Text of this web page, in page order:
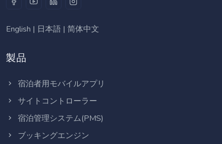
English | 日本語 | 简体中文
製品
宿泊者用モバイルアプリ
サイトコントローラー
宿泊管理システム(PMS)
ブッキングエンジン